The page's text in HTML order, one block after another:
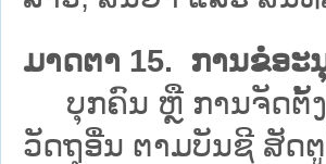
ມາດຕາ 15. ການຂໍອະ
ບຸກຄົນ ຫຼື ການຈັດຕັ້ງ
ວັດຖຸອື່ນ ຕາມບັນຊີ ສັດ